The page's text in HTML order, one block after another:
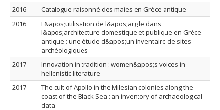
2016
Catalogue raisonné des maies en Grèce antique
2016
L&apos;utilisation de l&apos;argile dans
l&apos;architecture domestique et publique en Grèce
antique : une étude d&apos;un inventaire de sites
archéologiques
2017
Innovation in tradition : women&apos;s voices in
hellenistic literature
2017
The cult of Apollo in the Milesian colonies along the
coast of the Black Sea : an inventory of archaeological
data